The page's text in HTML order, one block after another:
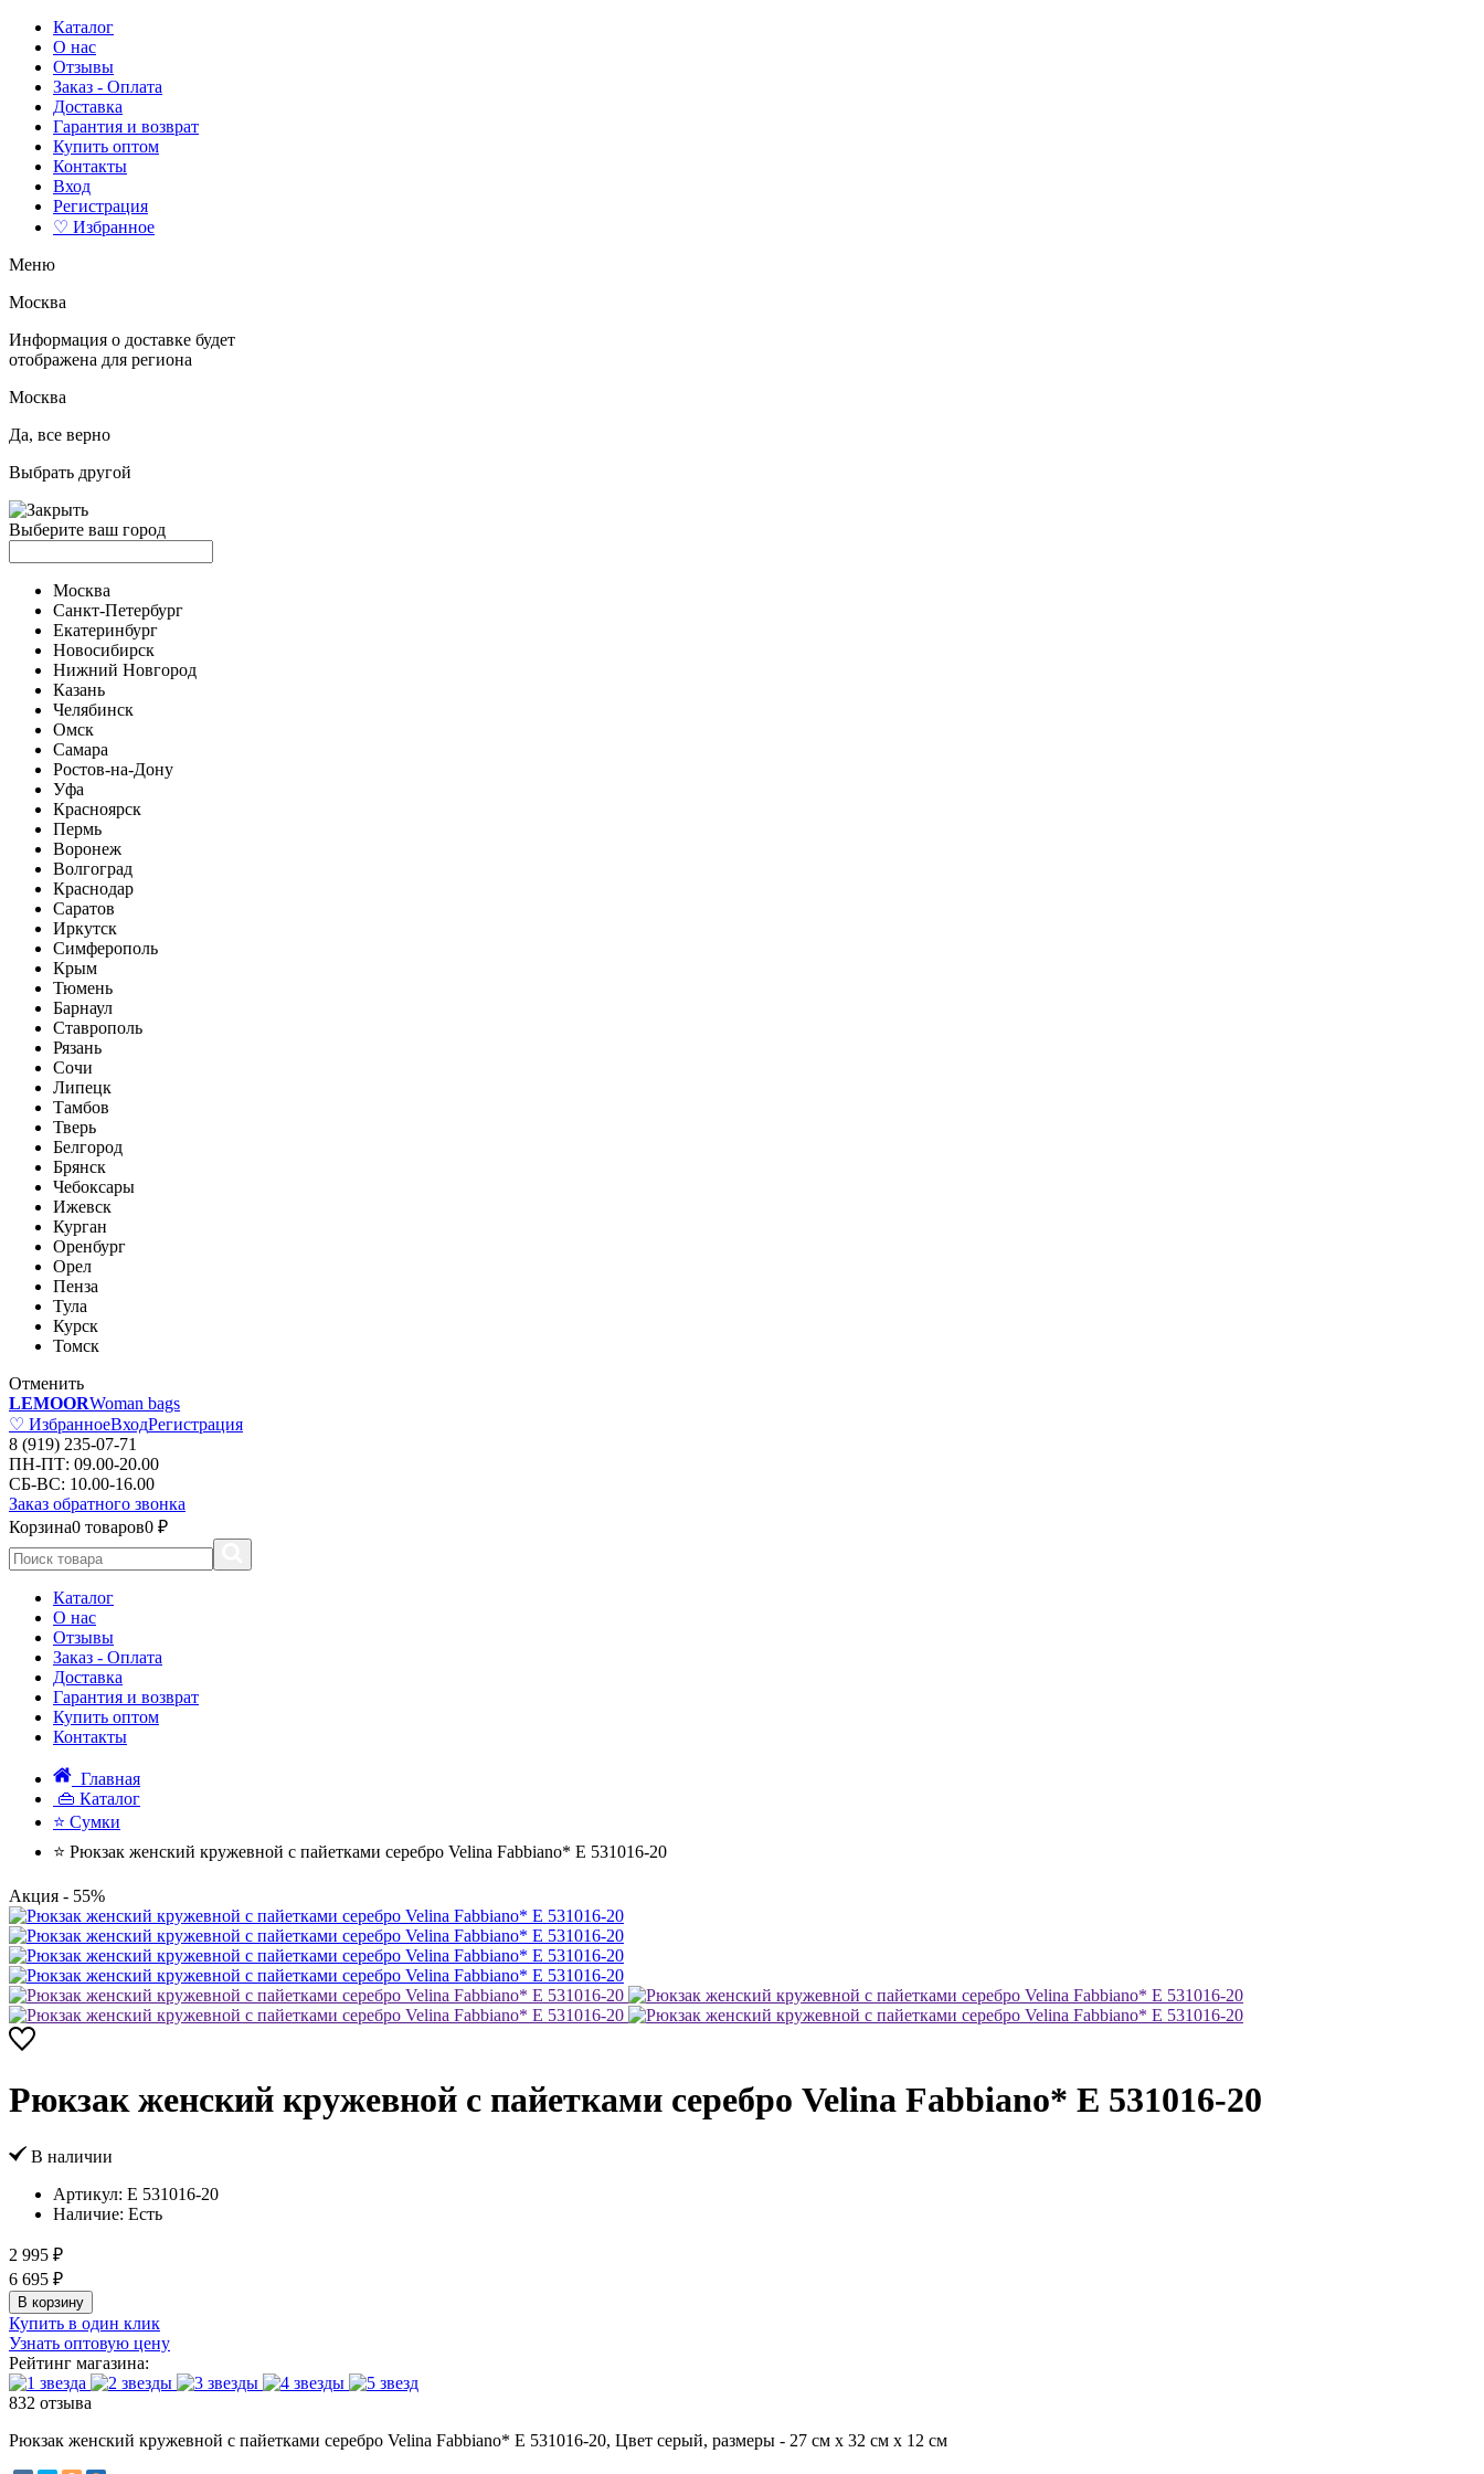
Каталог
О нас
Отзывы
Заказ - Оплата
Доставка
Гарантия и возврат
Купить оптом
Контакты
Вход
Регистрация
♡ Избранное
Меню
Москва
Информация о доставке будет
отображена для региона
Москва
Да, все верно
Выбрать другой
Выберите ваш город
Москва
Санкт-Петербург
Екатеринбург
Новосибирск
Нижний Новгород
Казань
Челябинск
Омск
Самара
Ростов-на-Дону
Уфа
Красноярск
Пермь
Воронеж
Волгоград
Краснодар
Саратов
Иркутск
Симферополь
Крым
Тюмень
Барнаул
Ставрополь
Рязань
Сочи
Липецк
Тамбов
Тверь
Белгород
Брянск
Чебоксары
Ижевск
Курган
Оренбург
Орел
Пенза
Тула
Курск
Томск
Отменить
LEMOORWoman bags
♡ ИзбранноеВходРегистрация
8 (919) 235-07-71
ПН-ПТ: 09.00-20.00
СБ-ВС: 10.00-16.00
Заказ обратного звонка
Корзина0 товаров0 ₽
Каталог
О нас
Отзывы
Заказ - Оплата
Доставка
Гарантия и возврат
Купить оптом
Контакты
Главная
👜 Каталог
⭐ Сумки
⭐ Рюкзак женский кружевной с пайетками серебро Velina Fabbiano* E 531016-20
Акция - 55%
Рюкзак женский кружевной с пайетками серебро Velina Fabbiano* E 531016-20
В наличии
Артикул: E 531016-20
Наличие: Есть
2 995 ₽
6 695 ₽
В корзину
Купить в один клик
Узнать оптовую цену
Рейтинг магазина:
832 отзыва
Рюкзак женский кружевной с пайетками серебро Velina Fabbiano* E 531016-20, Цвет серый, размеры - 27 см x 32 см x 12 см